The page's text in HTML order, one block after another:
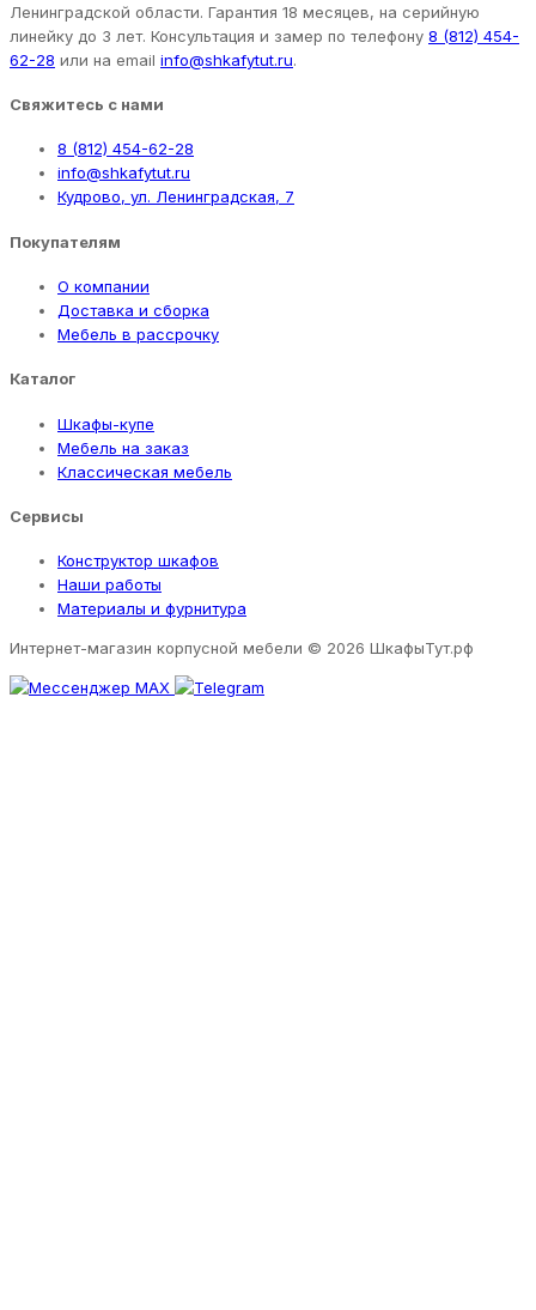
Ленинградской области. Гарантия 18 месяцев, на серийную
линейку до 3 лет. Консультация и замер по телефону 8 (812) 454-
62-28 или на email info@shkafytut.ru.
Свяжитесь с нами
8 (812) 454-62-28
info@shkafytut.ru
Кудрово, ул. Ленинградская, 7
Покупателям
О компании
Доставка и сборка
Мебель в рассрочку
Каталог
Шкафы-купе
Мебель на заказ
Классическая мебель
Сервисы
Конструктор шкафов
Наши работы
Материалы и фурнитура
Интернет-магазин корпусной мебели © 2026 ШкафыТут.рф